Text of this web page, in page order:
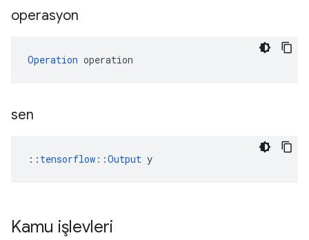
operasyon
Operation operation
sen
:: tensorflow::Output y
Kamu işlevleri